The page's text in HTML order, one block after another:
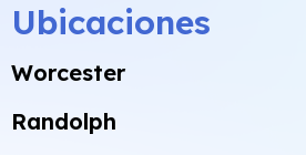
Ubicaciones
Worcester
Randolph